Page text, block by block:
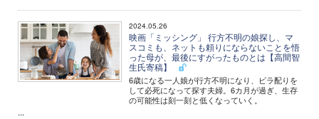
2024.05.26
映画「ミッシング」 行方不明の娘探し、マ
スコミも、ネットも頼りにならないことを悟
った母が、最後にすがったものとは【高間智
生氏寄稿】
6歳になる一人娘が行方不明になり、ビラ配りを
して必死になって探す夫婦。6カ月が過ぎ、生存
の可能性は刻一刻と低くなっていく。
...